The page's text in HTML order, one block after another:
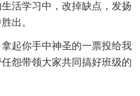
活学习中，改掉缺点，发扬
出。
起你手中神圣的一票投给我
怨带领大家共同搞好班级的